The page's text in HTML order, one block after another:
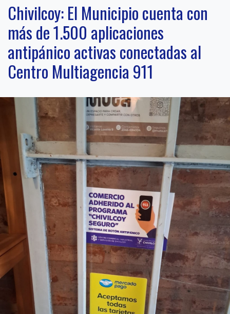
Chivilcoy: El Municipio cuenta con
más de 1.500 aplicaciones
antipánico activas conectadas al
Centro Multiagencia 911